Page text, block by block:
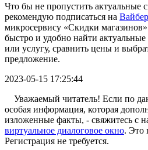
Что бы не пропустить актуальные
рекомендую подписаться на
микросервису «Скидки
быстро и удобно найти
или услугу, сравнить цены и
предложение.
2023-05-15 17:25:44
Уважаемый читатель! Если по
особая информация, которая
изложенные факты, - свяжитесь с
виртуальное диалоговое окно. Это
Регистрация не требуется.